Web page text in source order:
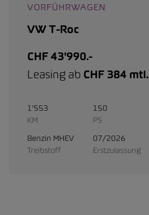
VORFÜHRWAGEN
VW T-Roc
CHF 43'990.-
Leasing ab CHF 384 mtl.
1'553
KM
150
PS
Benzin MHEV
Treibstoff
07/2026
Erstzulassung